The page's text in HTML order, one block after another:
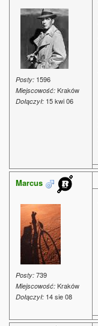
Posty: 1596
Miejscowość: Kraków
Dołączył: 15 kwi 06
Marcus
Posty: 739
Miejscowość: Kraków
Dołączył: 14 sie 08